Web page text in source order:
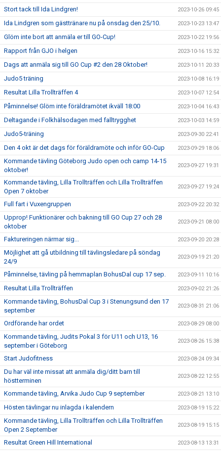
Stort tack till Ida Lindgren! 2023-10-26 09:45
Ida Lindgren som gästtränare nu på onsdag den 25/10. 2023-10-23 13:47
Glöm inte bort att anmäla er till GO-Cup! 2023-10-22 19:56
Rapport från GJO i helgen 2023-10-16 15:32
Dags att anmäla sig till GO Cup #2 den 28 Oktober! 2023-10-11 20:33
Judo5 träning 2023-10-08 16:19
Resultat Lilla Trollträffen 4 2023-10-07 12:54
Påminnelse! Glöm inte föräldramötet ikväll 18:00 2023-10-04 16:43
Deltagande i Folkhälsodagen med falltrygghet 2023-10-03 14:59
Judo5-träning 2023-09-30 22:41
Den 4 okt är det dags för föräldramöte och inför GO-Cup 2023-09-29 18:06
Kommande tävling Göteborg Judo open och camp 14-15
oktober!
2023-09-27 19:31
Kommande tävling, Lilla Trollträffen och Lilla Trollträffen
Open 7 oktober
2023-09-27 19:24
Full fart i Vuxengruppen 2023-09-22 20:32
Upprop! Funktionärer och bakning till GO Cup 27 och 28
oktober
2023-09-21 08:00
Faktureringen närmar sig... 2023-09-20 20:28
Möjlighet att gå utbildning till tävlingsledare på söndag
24/9
2023-09-19 21:20
Påminnelse, tävling på hemmaplan BohusDal cup 17 sep. 2023-09-11 10:16
Resultat Lilla Trollträffen 2023-09-02 21:26
Kommande tävling, BohusDal Cup 3 i Stenungsund den 17
september
2023-08-31 21:06
Ordförande har ordet 2023-08-29 08:00
Kommande tävling, Judits Pokal 3 för U11 och U13, 16
september i Göteborg
2023-08-26 15:38
Start Judofitness 2023-08-24 09:34
Du har väl inte missat att anmäla dig/ditt barn till
höstterminen
2023-08-22 12:55
Kommande tävling, Arvika Judo Cup 9 september 2023-08-21 13:10
Hösten tävlingar nu inlagda i kalendern 2023-08-19 15:22
Kommande tävling, Lilla Trollträffen och Lilla Trollträffen
Open 2 September
2023-08-19 15:15
Resultat Green Hill International 2023-08-13 13:31